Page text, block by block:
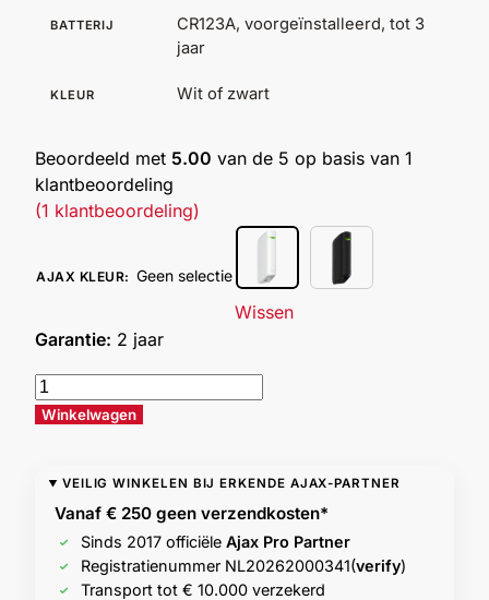
BATTERIJ
CR123A, voorgeïnstalleerd, tot 3
jaar
KLEUR Wit of zwart
Beoordeeld met 5.00 van de 5 op basis van 1
klantbeoordeling
(1 klantbeoordeling)
AJAX KLEUR: Geen selectie
Wissen
Garantie: 2 jaar
Winkelwagen
VEILIG WINKELEN BIJ ERKENDE AJAX-PARTNER
Vanaf € 250 geen verzendkosten*
Sinds 2017 officiëleAjax Pro Partner
Registratienummer NL20262000341(verify)
Transport tot € 10.000 verzekerd